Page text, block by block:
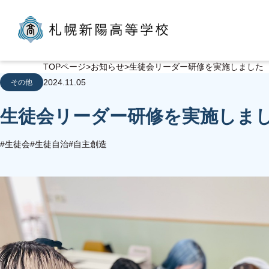
TOPページ お知らせ 生徒会リーダー研修を実施しました
その他 2024.11.05
生徒会リーダー研修を実施しま
#生徒会#生徒自治#自主創造